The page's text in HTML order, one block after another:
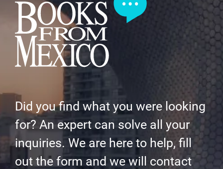
Did you find what you were looking
for? An expert can solve all your
inquiries. We are here to help, fill
out the form and we will contact